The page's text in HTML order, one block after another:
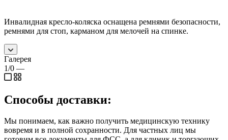
Инвалидная кресло-коляска оснащена ремнями безопасности,
ремнями для стоп, карманом для мелочей на спинке.
Галерея
1/0 —
Способы доставки:
Мы понимаем, как важно получить медицинскую технику
вовремя и в полной сохранности. Для частных лиц мы